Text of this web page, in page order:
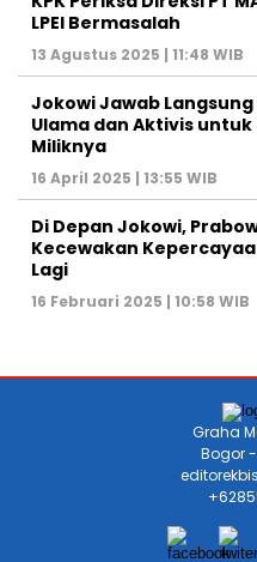
LPEI Bermasalah
13 Agustus 2025 | 11:48 WIB
Jokowi Jawab
Ulama dan Aktivis untuk
Miliknya
16 April 2025 | 13:55 WIB
Di Depan Jokowi,
Kecewakan
Lagi
16 Februari 2025 | 10:58 WIB
Graha
Bogor